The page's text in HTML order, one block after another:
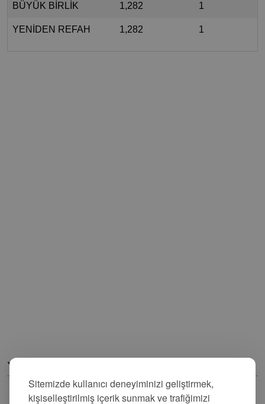
Sitemizde kullanıcı deneyiminizi geliştirmek,
kişiselleştirilmiş içerik sunmak ve trafiğimizi
BÜYÜK BİRLİK 1,282 1
YENİDEN REFAH 1,282 1
Yorumlar